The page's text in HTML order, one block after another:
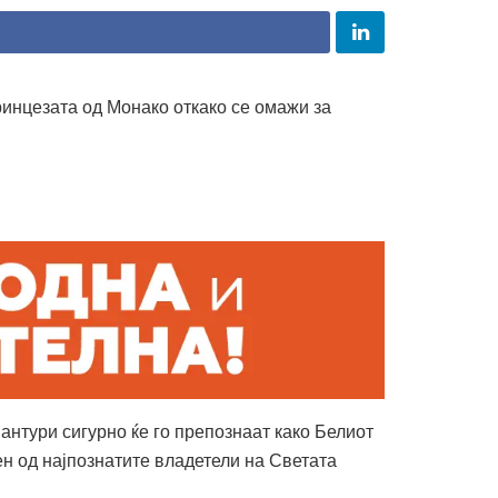
од Монако откако се омажи за
сигурно ќе го препознаат како Белиот
најпознатите владетели на Светата